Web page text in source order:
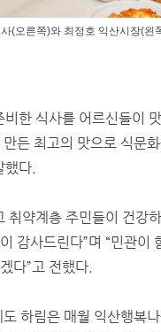
(오른쪽)와 최정호 익산시장(
한 식사를 어르신들이
든 최고의 맛으로 식문
했다.
취약계층 주민들이 건강
감사드린다”며 “민관이
다”고 전했다.
하림은 매월 익산행복